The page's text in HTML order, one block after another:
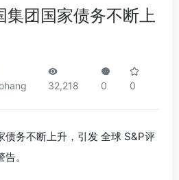
集团国家债务不断上
32,218 0 0
债务不断上升，引发 全球 S&P评
。